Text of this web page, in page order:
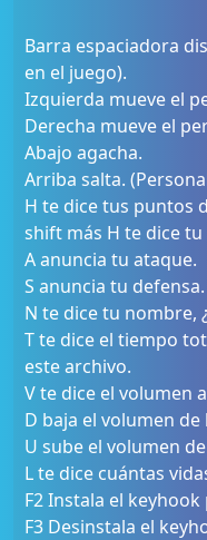
Barra espaciadora
en el juego).
Izquierda mueve el
Derecha mueve el
Abajo agacha.
Arriba salta.
H te dice tus puntos
shift más H te dice
A anuncia tu ataque.
S anuncia tu defensa.
N te dice tu nombre,
T te dice el tiempo
este archivo.
V te dice el volumen
D baja el volumen de
U sube el volumen
L te dice cuántas
F2 Instala el keyhook
F3 Desinstala el